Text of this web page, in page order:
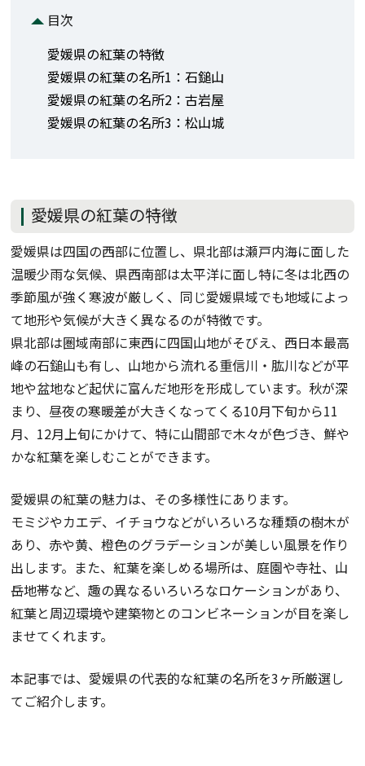
目次
愛媛県の紅葉の特徴
愛媛県の紅葉の名所1：石鎚山
愛媛県の紅葉の名所2：古岩屋
愛媛県の紅葉の名所3：松山城
愛媛県の紅葉の特徴
愛媛県は四国の西部に位置し、県北部は瀬戸内海に面した
温暖少雨な気候、県西南部は太平洋に面し特に冬は北西の
季節風が強く寒波が厳しく、同じ愛媛県域でも地域によっ
て地形や気候が大きく異なるのが特徴です。
県北部は圏域南部に東西に四国山地がそびえ、西日本最高
峰の石鎚山も有し、山地から流れる重信川・肱川などが平
地や盆地など起伏に富んだ地形を形成しています。秋が深
まり、昼夜の寒暖差が大きくなってくる10月下旬から11
月、12月上旬にかけて、特に山間部で木々が色づき、鮮や
かな紅葉を楽しむことができます。
愛媛県の紅葉の魅力は、その多様性にあります。
モミジやカエデ、イチョウなどがいろいろな種類の樹木が
あり、赤や黄、橙色のグラデーションが美しい風景を作り
出します。また、紅葉を楽しめる場所は、庭園や寺社、山
岳地帯など、趣の異なるいろいろなロケーションがあり、
紅葉と周辺環境や建築物とのコンビネーションが目を楽し
ませてくれます。
本記事では、愛媛県の代表的な紅葉の名所を3ヶ所厳選し
てご紹介します。